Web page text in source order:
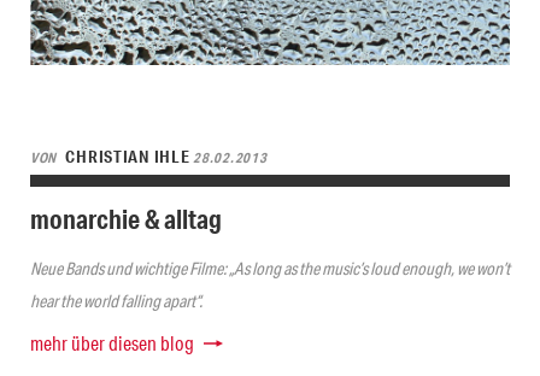
VON CHRISTIAN IHLE28.02.2013
monarchie & alltag
Neue Bands und wichtige Filme: „As long as the music’s loud enough, we won’t
hear the world falling apart“.
mehr über diesen blog